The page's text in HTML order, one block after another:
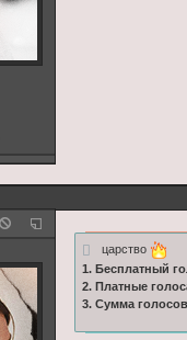
царство
1. Бесплатный
2. Платные
3. Сумма